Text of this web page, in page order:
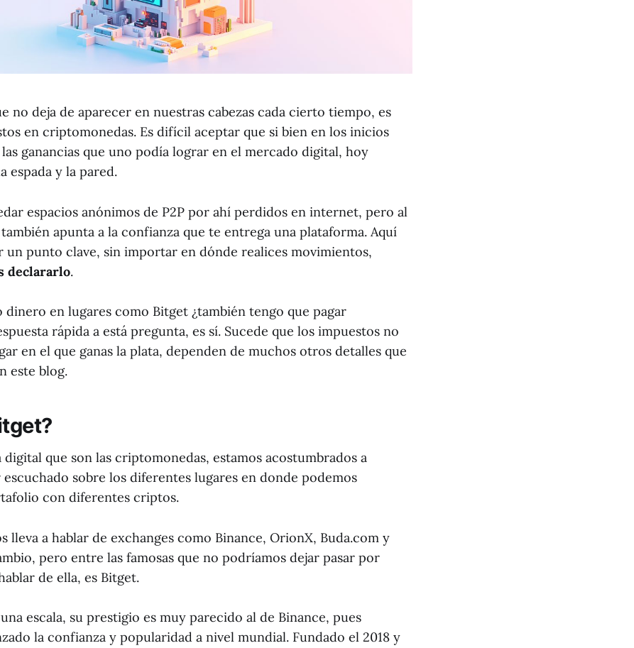
no deja de aparecer en nuestras cabezas cada cierto tiempo, es
en criptomonedas. Es difícil aceptar que si bien en los inicios
ganancias que uno podía lograr en el mercado digital, hoy
espada y la pared.
espacios anónimos de P2P por ahí perdidos en internet, pero al
apunta a la confianza que te entrega una plataforma. Aquí
un punto clave, sin importar en dónde realices movimientos,
declararlo.
dinero en lugares como Bitget ¿también tengo que pagar
rápida a está pregunta, es sí. Sucede que los impuestos no
en el que ganas la plata, dependen de muchos otros detalles que
este blog.
digital que son las criptomonedas, estamos acostumbrados a
sobre los diferentes lugares en donde podemos
con diferentes criptos.
lleva a hablar de exchanges como Binance, OrionX, Buda.com y
pero entre las famosas que no podríamos dejar pasar por
de ella, es Bitget.
escala, su prestigio es muy parecido al de Binance, pues
la confianza y popularidad a nivel mundial. Fundado el 2018 y